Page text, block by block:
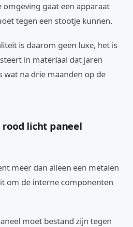
gaat een apparaat
tegen een stootje kunnen.
is daarom geen luxe, het is
in materiaal dat jaren
wat na drie maanden op de
licht paneel
meer dan alleen een metalen
om de interne componenten
moet bestand zijn tegen